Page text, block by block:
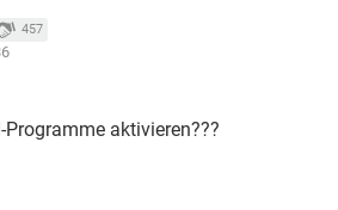
457
aktivieren???